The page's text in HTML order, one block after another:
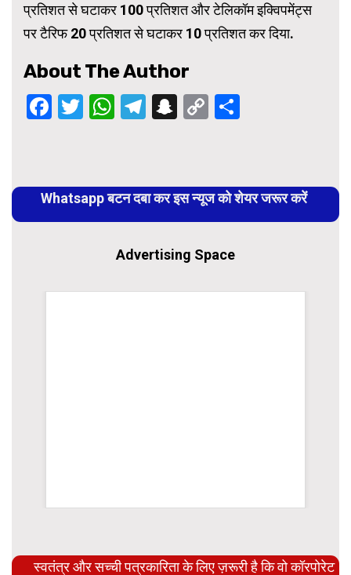
प्रतिशत से घटाकर 100 प्रतिशत और टेलिकॉम इक्विपमेंट्स
पर टैरिफ 20 प्रतिशत से घटाकर 10 प्रतिशत कर दिया.
About The Author
Facebook
Twitter
WhatsApp
Telegram
Snapchat
Copy
Reading
Whatsapp बटन दबा कर इस न्यूज को शेयर जरूर करें
Advertising Space
स्वतंत्र और सच्ची पत्रकारिता के लिए ज़रूरी है कि वो कॉरपोरेट